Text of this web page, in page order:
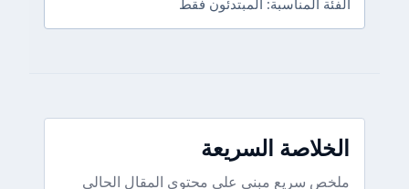
الفئة المناسبة: المبتدئون فقط
الخلاصة السريعة
ملخص سريع مبني على محتوى المقال الحالي